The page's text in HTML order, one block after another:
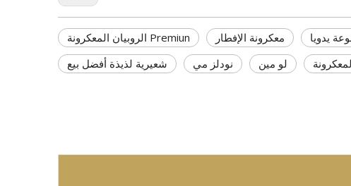
Premiun الروبيان المعكرونة معكرونة الإفطار يدويا
شعيرية لذيذة أفضل بيع
نودلز مي لو مين